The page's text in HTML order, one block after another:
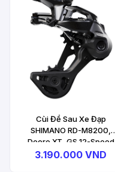
Cùi Đề Sau Xe Đạp
SHIMANO RD-M8200,
Deore XT, GS 12-Speed
3.190.000 VND